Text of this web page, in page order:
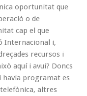
oportunitat que
o de
cap el que
Internacional i,
recursos i
aquí i avui? Doncs
havia programat es
altres